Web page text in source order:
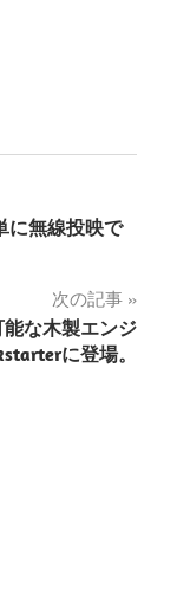
に無線投映で
次の記事
な木製エンジ
に登場。